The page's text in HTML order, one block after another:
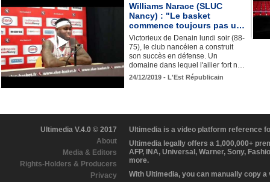
Williams Narace (SLUC
Nancy) : "Le basket
commence toujours pas u…
Victorieux de Denain lundi soir (88-
75), le club nancéien a construit
son succès en défense. Un
domaine dans lequel l'ailier fort n…
24/12/2019 - L'Est Républicain
Ultimedia V.4.0 © 2017
About
Media & Editors
Rights-Holders & Producers
Privacy
Ultimedia is a video platform reference
Ultimedia legally offers a 1,000,000+
AFP, INA, Universal, Warner, Sony,
more.
With Ultimedia, you can manually copy